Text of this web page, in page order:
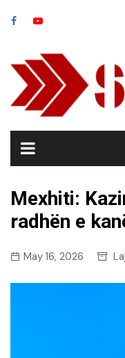
Mexhiti:
radhën e
May 16, 2026